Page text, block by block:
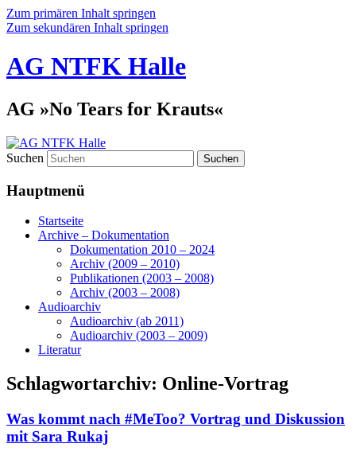
Zum primären Inhalt springen
Zum sekundären Inhalt springen
AG NTFK Halle
AG »No Tears for Krauts«
Suchen
Hauptmenü
Startseite
Archive – Dokumentation
Dokumentation 2010 – 2024
Archiv (2009 – 2010)
Publikationen (2003 – 2008)
Archiv (2003 – 2008)
Audioarchiv
Audioarchiv (ab 2011)
Audioarchiv (2003 – 2009)
Literatur
Schlagwortarchiv: Online-Vortrag
Was kommt nach #MeToo? Vortrag und Diskussion
mit Sara Rukaj